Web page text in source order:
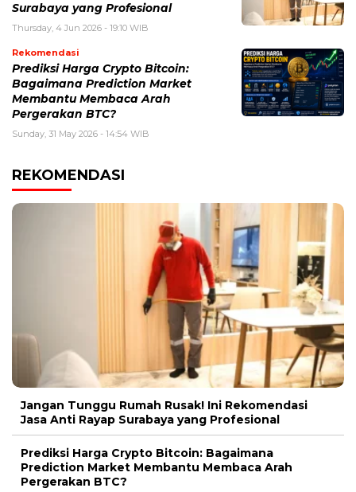
Surabaya yang Profesional
Thursday, 4 Jun 2026 - 19:10 WIB
Rekomendasi
Prediksi Harga Crypto Bitcoin:
Bagaimana Prediction Market
Membantu Membaca Arah
Pergerakan BTC?
Sunday, 31 May 2026 - 14:54 WIB
REKOMENDASI
Jangan Tunggu Rumah Rusak! Ini Rekomendasi
Jasa Anti Rayap Surabaya yang Profesional
Prediksi Harga Crypto Bitcoin: Bagaimana
Prediction Market Membantu Membaca Arah
Pergerakan BTC?